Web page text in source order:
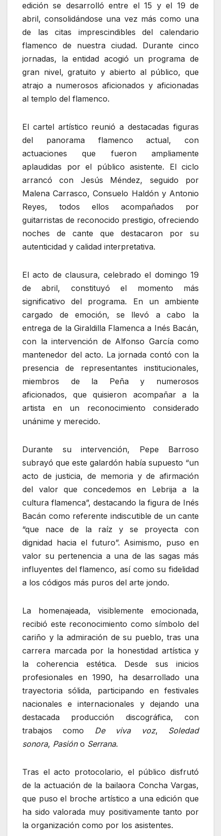
edición se desarrolló entre el 15 y el 19 de
abril, consolidándose una vez más como una
de las citas imprescindibles del calendario
flamenco de nuestra ciudad. Durante cinco
jornadas, la entidad acogió un programa de
gran nivel, gratuito y abierto al público, que
atrajo a numerosos aficionados y aficionadas
al templo del flamenco.
El cartel artístico reunió a destacadas figuras
del panorama flamenco actual, con
actuaciones que fueron ampliamente
aplaudidas por el público asistente. El ciclo
arrancó con Jesús Méndez, seguido por
Malena Carrasco, Consuelo Haldón y Antonio
Reyes, todos ellos acompañados por
guitarristas de reconocido prestigio, ofreciendo
noches de cante que destacaron por su
autenticidad y calidad interpretativa.
El acto de clausura, celebrado el domingo 19
de abril, constituyó el momento más
significativo del programa. En un ambiente
cargado de emoción, se llevó a cabo la
entrega de la Giraldilla Flamenca a Inés Bacán,
con la intervención de Alfonso García como
mantenedor del acto. La jornada contó con la
presencia de representantes institucionales,
miembros de la Peña y numerosos
aficionados, que quisieron acompañar a la
artista en un reconocimiento considerado
unánime y merecido.
Durante su intervención, Pepe Barroso
subrayó que este galardón había supuesto “un
acto de justicia, de memoria y de afirmación
del valor que concedemos en Lebrija a la
cultura flamenca”, destacando la figura de Inés
Bacán como referente indiscutible de un cante
“que nace de la raíz y se proyecta con
dignidad hacia el futuro”. Asimismo, puso en
valor su pertenencia a una de las sagas más
influyentes del flamenco, así como su fidelidad
a los códigos más puros del arte jondo.
La homenajeada, visiblemente emocionada,
recibió este reconocimiento como símbolo del
cariño y la admiración de su pueblo, tras una
carrera marcada por la honestidad artística y
la coherencia estética. Desde sus inicios
profesionales en 1990, ha desarrollado una
trayectoria sólida, participando en festivales
nacionales e internacionales y dejando una
destacada producción discográfica, con
trabajos como De viva voz, Soledad
sonora, Pasióno Serrana.
Tras el acto protocolario, el público disfrutó
de la actuación de la bailaora Concha Vargas,
que puso el broche artístico a una edición que
ha sido valorada muy positivamente tanto por
la organización como por los asistentes.